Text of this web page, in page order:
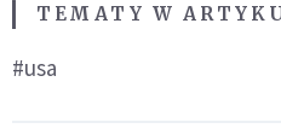
TEMATY W
#usa